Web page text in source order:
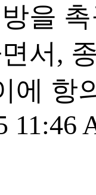
을
서,
에
11:46